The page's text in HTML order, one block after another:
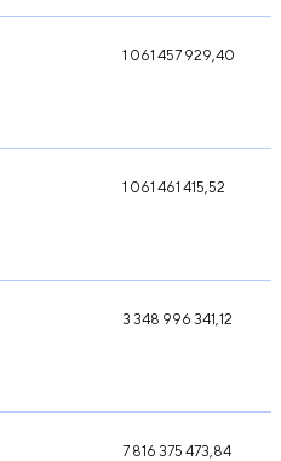
1 061 457 929,40
1 061 461 415,52
3 348 996 341,12
7 816 375 473,84